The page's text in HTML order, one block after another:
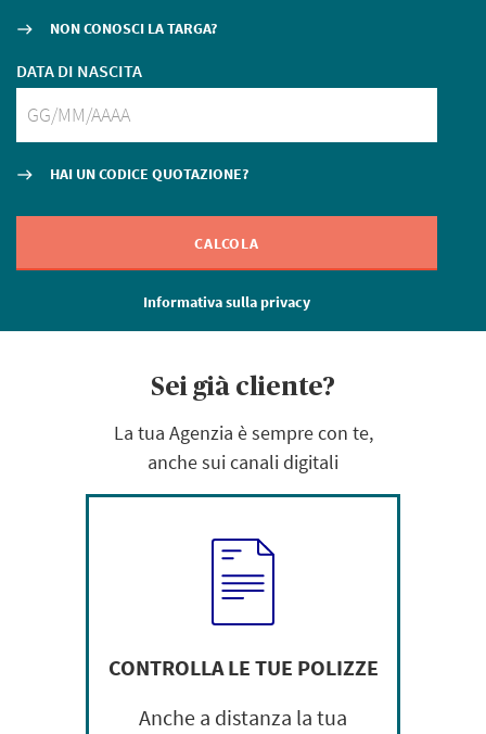
east NON CONOSCI LA TARGA?
DATA DI NASCITA
east HAI UN CODICE QUOTAZIONE?
CALCOLA
Informativa sulla privacy
Sei già cliente?
La tua Agenzia è sempre con te,
anche sui canali digitali
CONTROLLA LE TUE POLIZZE
Anche a distanza la tua